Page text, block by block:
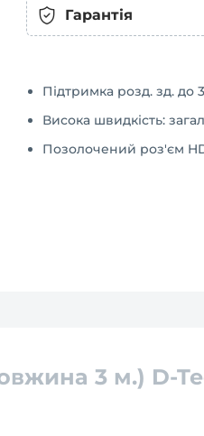
Гарантія
Підтримка розд. зд. до
Висока швидкість:
Позолочений роз'єм
3 м.) D-